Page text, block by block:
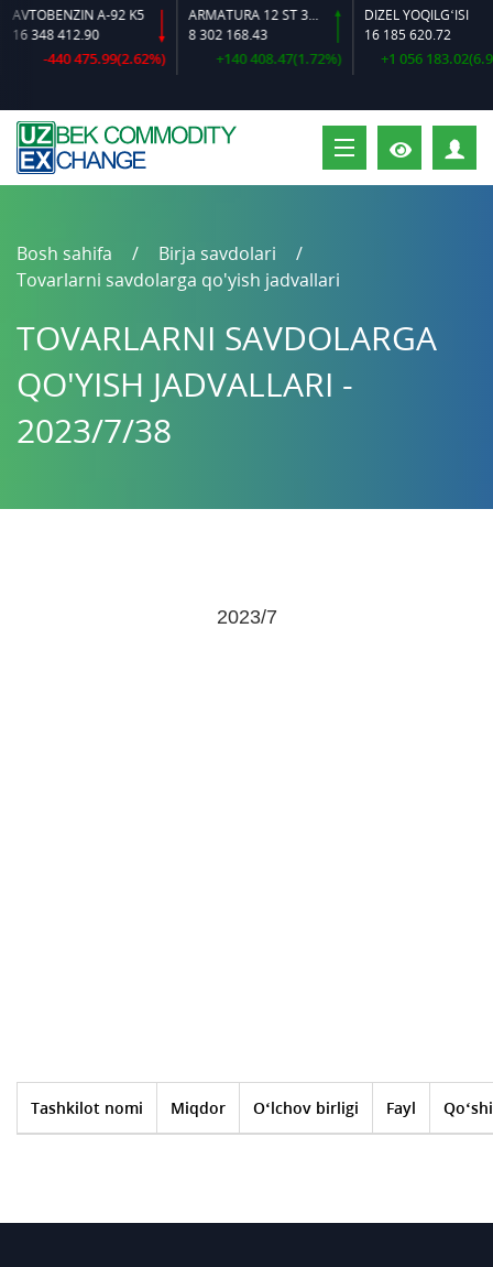
A-92 K5
348 412.90
-440 475.99(2.62%)
ARMATURA 12 ST 35 GS O‘LCHAMLI
8 302 168.43
+140 408.47(1.72%)
DIZEL YOQILG‘ISI
16 185 620.72
+1 056
Bosh sahifa
Birja savdolari
Tovarlarni savdolarga qo'yish jadvallari
TOVARLARNI SAVDOLARGA
QO'YISH JADVALLARI -
2023/7/38
2023/7
Tashkilot nomi Miqdor O‘lchov birligi Fayl